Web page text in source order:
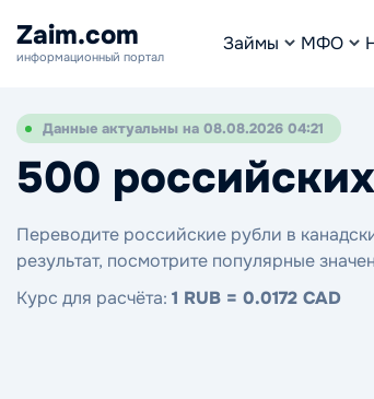
Zaim.com
информационный портал
Займы МФО
Данные актуальны на 08.08.2026 04:21
500
Переводите российские рубли в
результат, посмотрите популярные
Курс для расчёта: 1 RUB = 0.0172 CAD